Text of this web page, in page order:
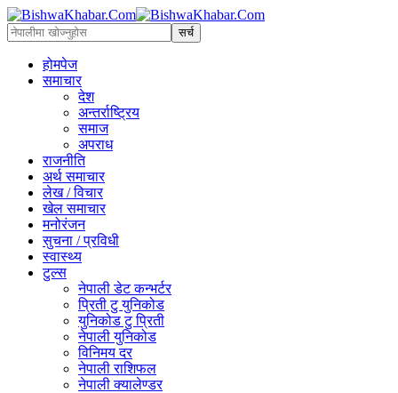
होमपेज
समाचार
देश
अन्तर्राष्ट्रिय
समाज
अपराध
राजनीति
अर्थ समाचार
लेख / विचार
खेल समाचार
मनोरंजन
सुचना / प्रविधी
स्वास्थ्य
टुल्स
नेपाली डेट कन्भर्टर
प्रिती टु युनिकोड
युनिकोड टु प्रिती
नेपाली युनिकोड
विनिमय दर
नेपाली राशिफल
नेपाली क्यालेण्डर